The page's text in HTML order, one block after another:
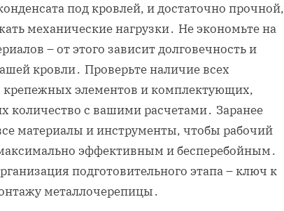
под кровлей, и достаточно прочной,
механические нагрузки․ Не экономьте на
– от этого зависит долговечность и
кровли․ Проверьте наличие всех
элементов и комплектующих,
количество с вашими расчетами․ Заранее
материалы и инструменты, чтобы рабочий
эффективным и бесперебойным․
подготовительного этапа – ключ к
металлочерепицы․